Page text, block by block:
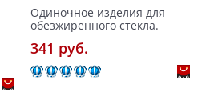
Одиночное изделия для
обезжиренного стекла.
341 pуб.